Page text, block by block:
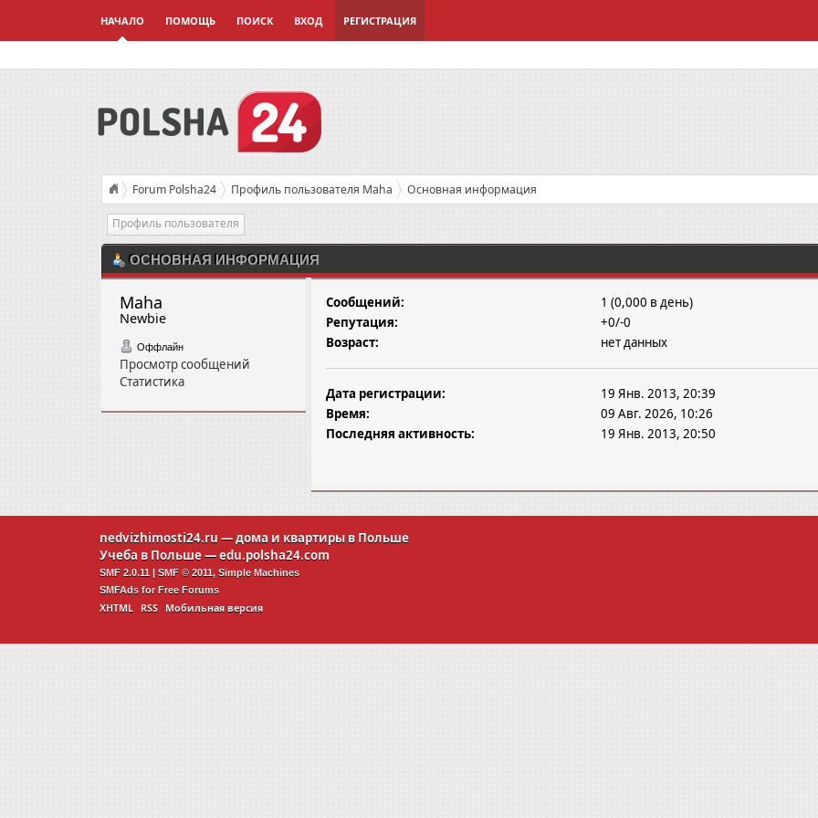
НАЧАЛО ПОМОЩЬ ПОИСК ВХОД РЕГИСТРАЦИЯ
Forum Polsha24 Профиль пользователя Maha Основная информация
Профиль пользователя
ОСНОВНАЯ ИНФОРМАЦИЯ
Maha
Newbie
Оффлайн
Просмотр сообщений
Статистика
Сообщений:
1 (0,000 в день)
Репутация:
+0/-0
Возраст:
нет данных
Дата регистрации:
19 Янв. 2013, 20:39
Время:
09 Авг. 2026, 10:26
Последняя активность:
19 Янв. 2013, 20:50
nedvizhimosti24.ru — дома и квартиры в Польше
Учеба в Польше —edu.polsha24.com
SMF 2.0.11 |SMF © 2011,Simple Machines
SMFAds forFree Forums
XHTML RSS Мобильная версия